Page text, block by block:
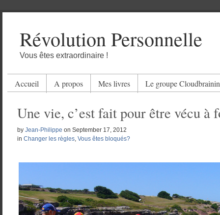
Révolution Personnelle
Vous êtes extraordinaire !
Accueil A propos Mes livres Le groupe
Une vie, c’est fait pour être vécu à
by Jean-Philippe on September 17, 2012
in Changer les règles, Vous êtes bloqués?